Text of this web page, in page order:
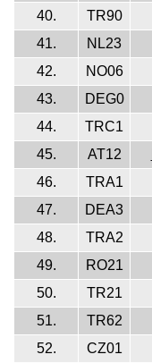
40.
TR90
41.
NL23
42.
NO06
43.
DEG0
44.
TRC1
45.
AT12
46.
TRA1
47.
DEA3
48.
TRA2
49.
RO21
50.
TR21
51.
TR62
52.
CZ01